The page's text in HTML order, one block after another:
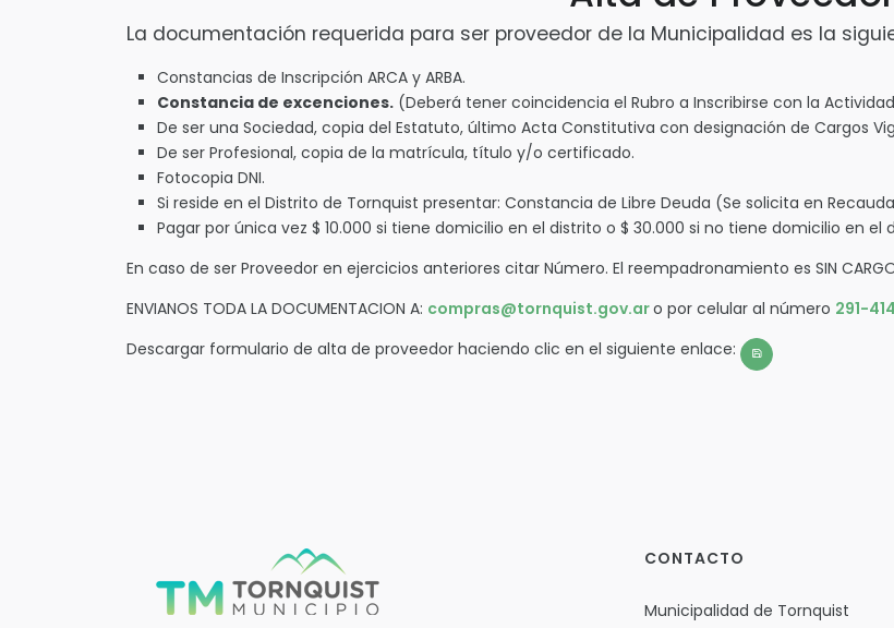
La documentación requerida para ser proveedor de la Municipalidad es la
Constancias de Inscripción ARCA y ARBA.
Constancia de excenciones. (Deberá tener coincidencia el Rubro a Inscribirse con la
De ser una Sociedad, copia del Estatuto, último Acta Constitutiva con designación de Cargos
De ser Profesional, copia de la matrícula, título y/o certificado.
Fotocopia DNI.
Si reside en el Distrito de Tornquist presentar: Constancia de Libre Deuda (Se solicita en
Pagar por única vez $ 10.000 si tiene domicilio en el distrito o $ 30.000 si no tiene domicilio en el
En caso de ser Proveedor en ejercicios anteriores citar Número. El reempadronamiento es SIN
ENVIANOS TODA LA DOCUMENTACION A: compras@tornquist.gov.aro por celular al número 291-
Descargar formulario de alta de proveedor haciendo clic en el siguiente enlace:
CONTACTO
Municipalidad de Tornquist